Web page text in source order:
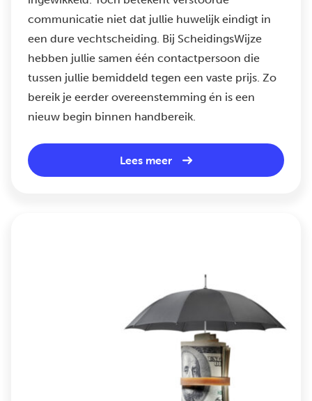
communicatie niet dat jullie huwelijk eindigt in
een dure vechtscheiding. Bij ScheidingsWijze
hebben jullie samen één contactpersoon die
tussen jullie bemiddeld tegen een vaste prijs. Zo
bereik je eerder overeenstemming én is een
nieuw begin binnen handbereik.
Lees meer